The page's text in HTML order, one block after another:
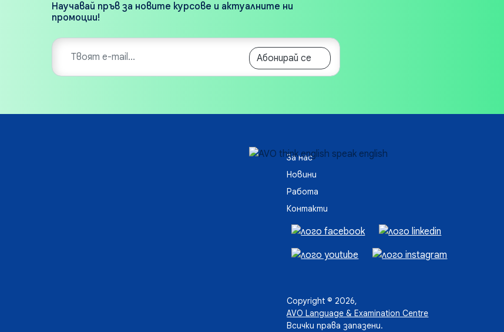
Научавай пръв за новите курсове и актуалните ни
промоции!
Абонирай се
За нас
Новини
Работа
Контакти
Copyright © 2026,
AVO Language & Examination Centre
Всички права запазени.